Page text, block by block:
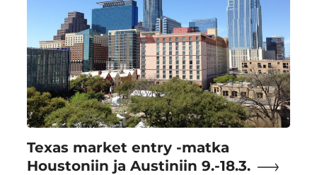
Texas market entry -matka
Houstoniin ja Austiniin 9.-18.3.